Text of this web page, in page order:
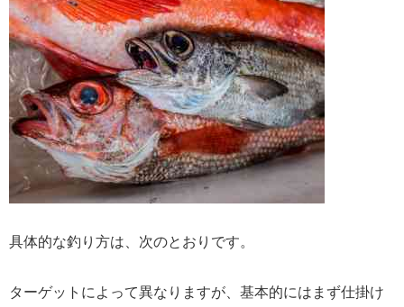
具体的な釣り方は、次のとおりです。
ターゲットによって異なりますが、基本的にはまず仕掛け